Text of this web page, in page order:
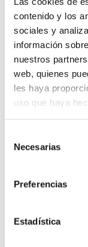
contenido y los
sociales y
información
nuestros
web, quienes
les haya
uso que haya
Necesarias
Preferencias
Estadística
chevron_left chevron_right